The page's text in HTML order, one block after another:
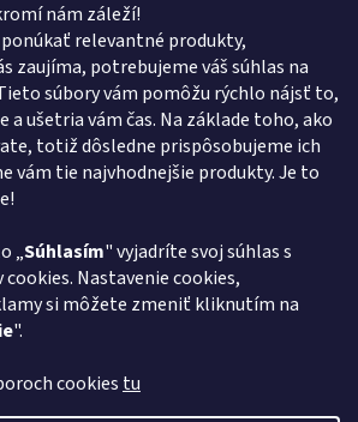
nám záleží!
relevantné produkty,
zaujíma, potrebujeme váš súhlas na
súbory vám pomôžu rýchlo nájsť to,
a ušetria vám čas. Na základe toho, ako
totiž dôsledne prispôsobujeme ich
vám tie najvhodnejšie produkty. Je to
„Súhlasím" vyjadríte svoj súhlas s
Nastavenie cookies,
si môžete zmeniť kliknutím na
".
cookies tu